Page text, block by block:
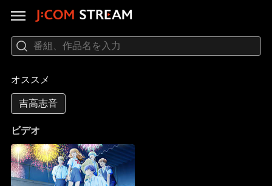
オススメ
吉高志音
ビデオ